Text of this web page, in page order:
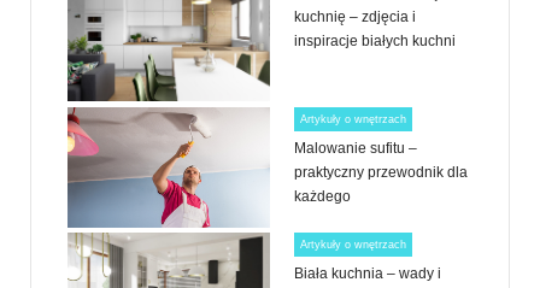
kuchnię – zdjęcia i
inspiracje białych kuchni
Artykuły o wnętrzach
Malowanie sufitu –
praktyczny przewodnik dla
każdego
Artykuły o wnętrzach
Biała kuchnia – wady i